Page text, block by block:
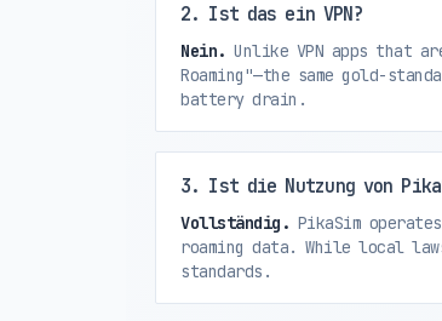
2. Ist das ein VPN?
Nein. Unlike VPN apps that
Roaming"—the same gold-
battery drain.
3. Ist die Nutzung von
Vollständig. PikaSim
roaming data. While local
standards.